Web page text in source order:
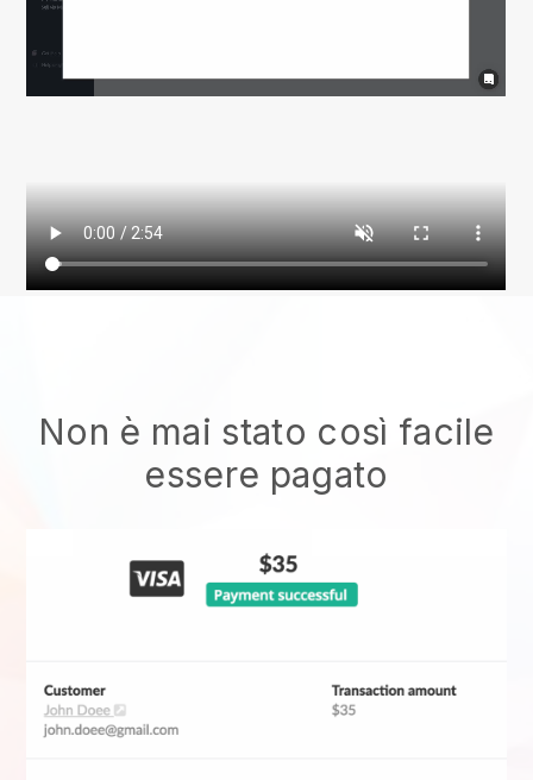
Non è mai stato così facile
essere pagato